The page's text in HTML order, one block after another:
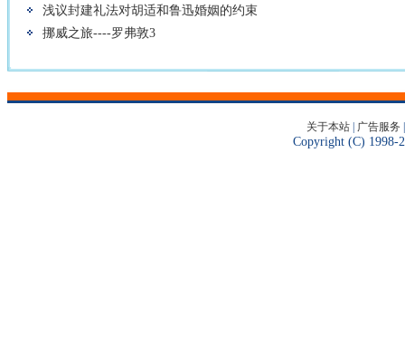
浅议封建礼法对胡适和鲁迅婚姻的约束
挪威之旅----罗弗敦3
关于本站| 广告服务
Copyright (C) 1998-